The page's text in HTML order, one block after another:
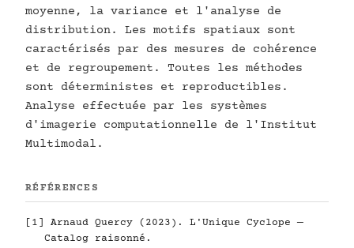
moyenne, la variance et l'analyse de
distribution. Les motifs spatiaux sont
caractérisés par des mesures de cohérence
et de regroupement. Toutes les méthodes
sont déterministes et reproductibles.
Analyse effectuée par les systèmes
d'imagerie computationnelle de l'Institut
Multimodal.
RÉFÉRENCES
[1] Arnaud Quercy (2023). L'Unique Cyclope —
Catalog raisonné.